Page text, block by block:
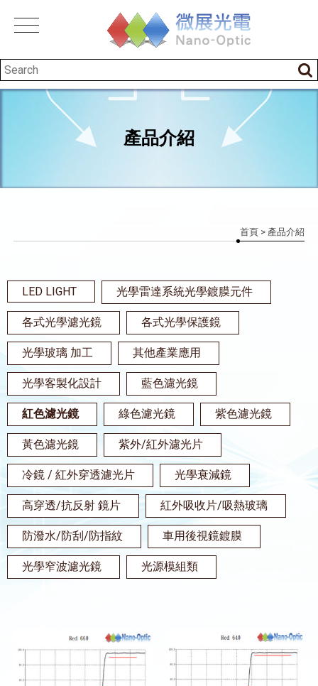
產品介紹
首頁 > 產品介紹
LED LIGHT 光學雷達系統光學鍍膜元件
各式光學濾光鏡 各式光學保護鏡
光學玻璃 加工 其他產業應用
光學客製化設計 藍色濾光鏡
紅色濾光鏡 綠色濾光鏡 紫色濾光鏡
黃色濾光鏡 紫外/紅外濾光片
冷鏡 / 紅外穿透濾光片 光學衰減鏡
高穿透/抗反射 鏡片 紅外吸收片/吸熱玻璃
防潑水/防刮/防指紋 車用後視鏡鍍膜
光學窄波濾光鏡 光源模組類